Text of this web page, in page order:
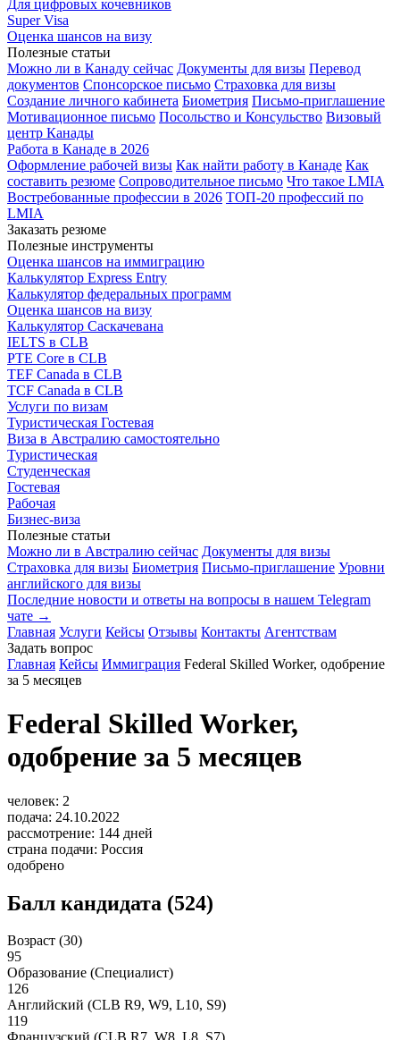
Для цифровых кочевников
Super Visa
Оценка шансов на визу
Полезные статьи
Можно ли в Канаду сейчас Документы для визы Перевод
документов Спонсорское письмо Страховка для визы
Создание личного кабинета Биометрия Письмо-приглашение
Мотивационное письмо Посольство и Консульство Визовый
центр Канады
Работа в Канаде в 2026
Оформление рабочей визы Как найти работу в Канаде Как
составить резюме Сопроводительное письмо Что такое LMIA
Востребованные профессии в 2026 ТОП-20 профессий по
LMIA
Заказать резюме
Полезные инструменты
Оценка шансов на иммиграцию
Калькулятор Express Entry
Калькулятор федеральных программ
Оценка шансов на визу
Калькулятор Саскачевана
IELTS в CLB
PTE Core в CLB
TEF Canada в CLB
TCF Canada в CLB
Услуги по визам
Туристическая Гостевая
Виза в Австралию самостоятельно
Туристическая
Студенческая
Гостевая
Рабочая
Бизнес-виза
Полезные статьи
Можно ли в Австралию сейчас Документы для визы
Страховка для визы Биометрия Письмо-приглашение Уровни
английского для визы
Последние новости и ответы на вопросы в нашем Telegram
чате →
Главная Услуги Кейсы Отзывы Контакты Агентствам
Задать вопрос
Главная Кейсы Иммиграция Federal Skilled Worker, одобрение
за 5 месяцев
Federal Skilled Worker,
одобрение за 5 месяцев
человек: 2
подача: 24.10.2022
рассмотрение: 144 дней
страна подачи: Россия
одобрено
Балл кандидата (524)
Возраст (30)
95
Образование (Специалист)
126
Английский (CLB R9, W9, L10, S9)
119